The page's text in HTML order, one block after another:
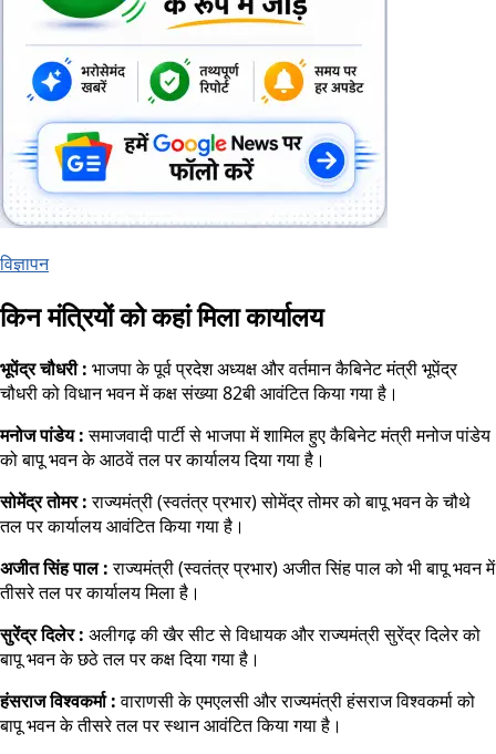
विज्ञापन
किन मंत्रियों को कहां मिला कार्यालय
भूपेंद्र चौधरी : भाजपा के पूर्व प्रदेश अध्यक्ष और वर्तमान कैबिनेट मंत्री भूपेंद्र
चौधरी को विधान भवन में कक्ष संख्या 82बी आवंटित किया गया है।
मनोज पांडेय :समाजवादी पार्टी से भाजपा में शामिल हुए कैबिनेट मंत्री मनोज पांडेय
को बापू भवन के आठवें तल पर कार्यालय दिया गया है।
सोमेंद्र तोमर :राज्यमंत्री (स्वतंत्र प्रभार) सोमेंद्र तोमर को बापू भवन के चौथे
तल पर कार्यालय आवंटित किया गया है।
अजीत सिंह पाल :राज्यमंत्री (स्वतंत्र प्रभार) अजीत सिंह पाल को भी बापू भवन में
तीसरे तल पर कार्यालय मिला है।
सुरेंद्र दिलेर : अलीगढ़ की खैर सीट से विधायक और राज्यमंत्री सुरेंद्र दिलेर को
बापू भवन के छठे तल पर कक्ष दिया गया है।
हंसराज विश्वकर्मा :वाराणसी के एमएलसी और राज्यमंत्री हंसराज विश्वकर्मा को
बापू भवन के तीसरे तल पर स्थान आवंटित किया गया है।